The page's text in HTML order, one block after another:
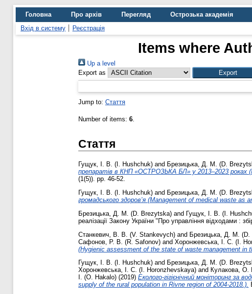
Головна Про архів Перегляд
Острозька академія
Вхід в систему
Реєстрація
Items where
Up a level
Export as
Jump to: Стаття
Number of items: 6.
Стаття
Гущук, І. В. (I. Hushchuk) and Брезицька, Д. М. (D.
препаратів в КНП «ОСТРОЗЬКА БЛ» у 2013–2023 роках
(1(5)). pp. 46-52.
Гущук, І. В. (I. Hushchuk) and Брезицька, Д. М. (D.
громадського здоров’я (Management of medical waste as
Брезицька, Д. М. (D. Brezytska) and Гущук, І. В. (I.
реалізації Закону України "Про управління відходами :
Станкевич, В. В. (V. Stankevych) and Брезицька, Д. М. (D.
Сафонов, Р. В. (R. Safonov) and Хоронжевська, І. С. (I.
(Hygienic assessment of the state of waste management іn
Гущук, І. В. (I. Hushchuk) and Брезицька, Д. М. (D.
Хоронжевська, І. С. (I. Horonzhevskaya) and Кулакова, О.
І. (O. Hakalo) (2019) Еколого-гігієнічний моніторинг за
supply of the rural population in Rivne region of 2004-2018.).